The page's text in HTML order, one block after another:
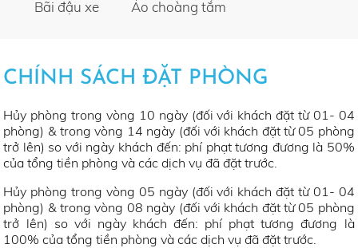
Bãi đậu xe Áo choàng tắm
CHÍNH SÁCH ĐẶT PHÒNG
Hủy phòng trong vòng 10 ngày (đối với khách đặt từ 01- 04
phòng) & trong vòng 14 ngày (đối với khách đặt từ 05 phòng
trở lên) so với ngày khách đến: phí phạt tương đương là 50%
của tổng tiền phòng và các dịch vụ đã đặt trước.
Hủy phòng trong vòng 05 ngày (đối với khách đặt từ 01- 04
phòng) & trong vòng 08 ngày (đối với khách đặt từ 05 phòng
trở lên) so với ngày khách đến: phí phạt tương đương là
100% của tổng tiền phòng và các dịch vụ đã đặt trước.